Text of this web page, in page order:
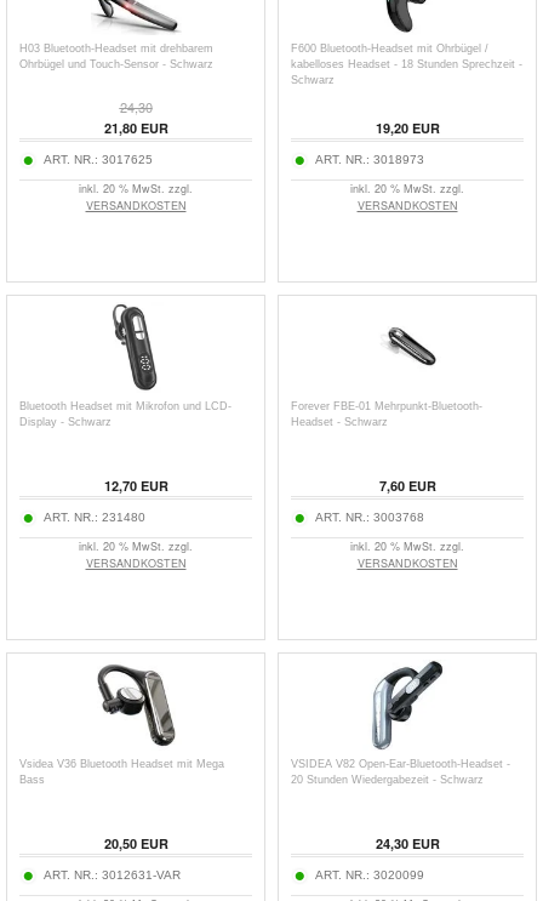
H03 Bluetooth-Headset mit drehbarem
Ohrbügel und Touch-Sensor - Schwarz
24,30
21,80EUR
ART. NR.: 3017625
inkl. 20 % MwSt. zzgl.
VERSANDKOSTEN
F600 Bluetooth-Headset mit Ohrbügel /
kabelloses Headset - 18 Stunden Sprechzeit -
Schwarz
19,20EUR
ART. NR.: 3018973
inkl. 20 % MwSt. zzgl.
VERSANDKOSTEN
Bluetooth Headset mit Mikrofon und LCD-
Display - Schwarz
12,70EUR
ART. NR.: 231480
inkl. 20 % MwSt. zzgl.
VERSANDKOSTEN
Forever FBE-01 Mehrpunkt-Bluetooth-
Headset - Schwarz
7,60EUR
ART. NR.: 3003768
inkl. 20 % MwSt. zzgl.
VERSANDKOSTEN
Vsidea V36 Bluetooth Headset mit Mega
Bass
20,50EUR
ART. NR.: 3012631-VAR
VSIDEA V82 Open-Ear-Bluetooth-Headset -
20 Stunden Wiedergabezeit - Schwarz
24,30EUR
ART. NR.: 3020099